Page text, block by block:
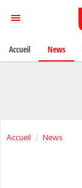
Accueil News
Accueil News